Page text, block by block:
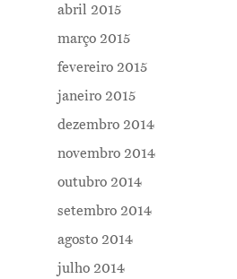
abril 2015
março 2015
fevereiro 2015
janeiro 2015
dezembro 2014
novembro 2014
outubro 2014
setembro 2014
agosto 2014
julho 2014